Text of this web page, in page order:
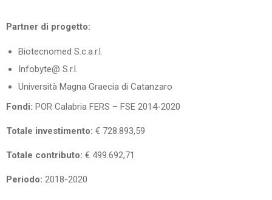
Partner di progetto:
Biotecnomed S.c.a.r.l.
Infobyte@ S.r.l.
Università Magna Graecia di Catanzaro
Fondi: POR Calabria FERS – FSE 2014-2020
Totale investimento: € 728.893,59
Totale contributo: € 499.692,71
Periodo: 2018-2020